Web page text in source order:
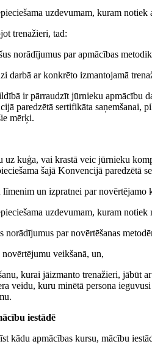
uzdevumam, kuram notiek
trenažieri, tad:
norādījumus par apmācības
darbā ar konkrēto izmantojamā
ir pārraudzīt jūrnieku apmācību
paredzētā sertifikāta saņemšanai,
mērķi.
uz kuģa, vai krastā veic jūrnieku
šajā Konvencijā paredzētā
līmenim un izpratnei par novērtējamo
uzdevumam, kuram notiek
norādījumus par novērtēšanas
veikšanā, un,
kurai jāizmanto trenažieri, jābūt
veidu, kuru minētā persona
iestādē
kādu apmācības kursu, mācību